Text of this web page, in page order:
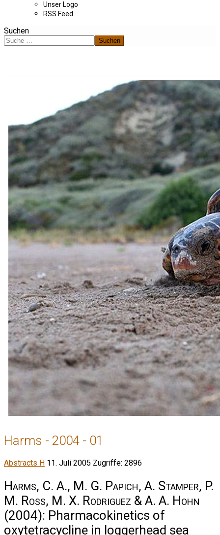
Unser Logo
RSS Feed
Suchen
Suchen
Harms - 2004 - 01
Abstracts H 11. Juli 2005 Zugriffe: 2896
Harms, C. A., M. G. Papich, A. Stamper, P.
M. Ross, M. X. Rodriguez & A. A. Hohn
(2004): Pharmacokinetics of
oxytetracycline in loggerhead sea